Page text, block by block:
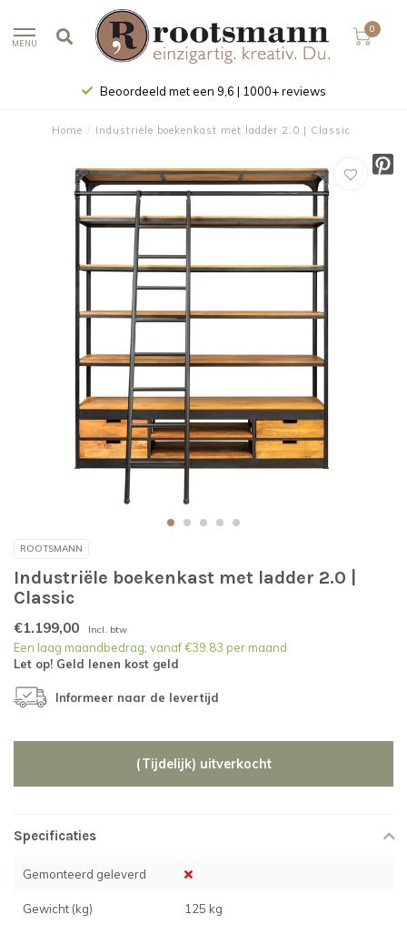
MENU
0
Beoordeeld met een 9,6 | 1000+ reviews
Home / Industriële boekenkast met ladder 2.0 | Classic
ROOTSMANN
Industriële boekenkast met ladder 2.0 |
Classic
€1.199,00 Incl. btw
Een laag maandbedrag; vanaf €39.83 per maand
Let op! Geld lenen kost geld
Informeer naar de levertijd
(Tijdelijk) uitverkocht
Specificaties
Gemonteerd geleverd
Gewicht (kg) 125 kg